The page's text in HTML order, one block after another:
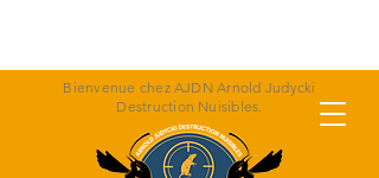
Bienvenue chez AJDN Arnold Judycki
Destruction Nuisibles.